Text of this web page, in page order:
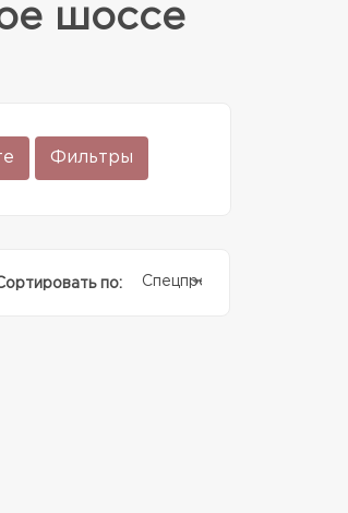
шоссе
Фильтры
по: Спецпредолжение